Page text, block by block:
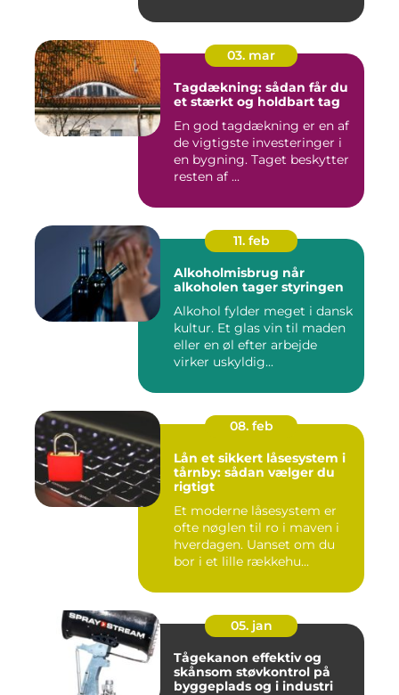
03. mar
Tagdækning: sådan får du
et stærkt og holdbart tag
En god tagdækning er en af
de vigtigste investeringer i
en bygning. Taget beskytter
resten af ...
11. feb
Alkoholmisbrug når
alkoholen tager styringen
Alkohol fylder meget i dansk
kultur. Et glas vin til maden
eller en øl efter arbejde
virker uskyldig...
08. feb
Lån et sikkert låsesystem i
tårnby: sådan vælger du
rigtigt
Et moderne låsesystem er
ofte nøglen til ro i maven i
hverdagen. Uanset om du
bor i et lille rækkehu...
05. jan
Tågekanon effektiv og
skånsom støvkontrol på
byggeplads og i industri